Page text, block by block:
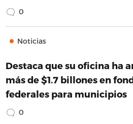
0
Noticias
Destaca que su oficina ha
más de $1.7 billones en
federales para municipios
0